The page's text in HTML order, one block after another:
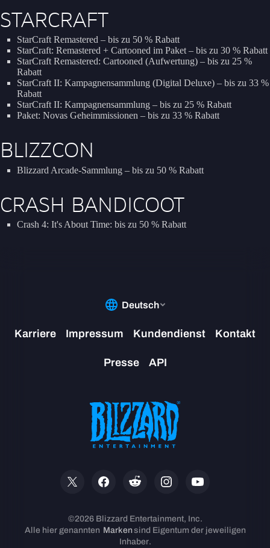
STARCRAFT
StarCraft Remastered – bis zu 50 % Rabatt
StarCraft: Remastered + Cartooned im Paket – bis zu 30 % Rabatt
StarCraft Remastered: Cartooned (Aufwertung) – bis zu 25 %
Rabatt
StarCraft II: Kampagnensammlung (Digital Deluxe) – bis zu 33 %
Rabatt
StarCraft II: Kampagnensammlung – bis zu 25 % Rabatt
Paket: Novas Geheimmissionen – bis zu 33 % Rabatt
BLIZZCON
Blizzard Arcade-Sammlung – bis zu 50 % Rabatt
CRASH BANDICOOT
Crash 4: It's About Time: bis zu 50 % Rabatt